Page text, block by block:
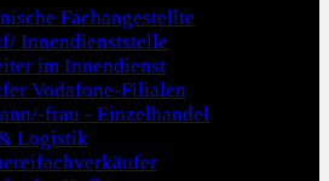
Fachangestellte
Innendienststelle
im Innendienst
Vodafone-Filialen
frau - Einzelhandel
Logistik